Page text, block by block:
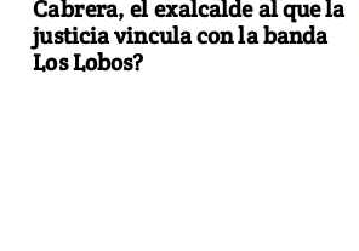
Cabrera, el exalcalde al que la
justicia vincula con la banda
Los Lobos?